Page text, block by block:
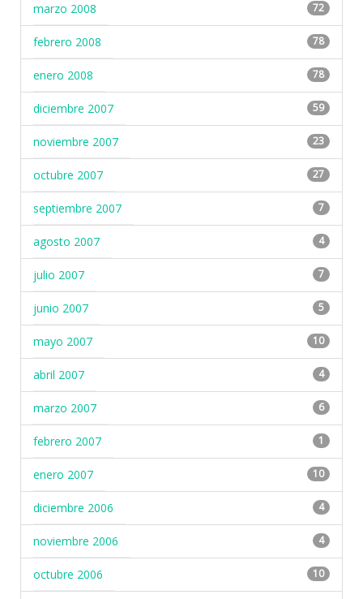
marzo 2008 72
febrero 2008 78
enero 2008 78
diciembre 2007 59
noviembre 2007 23
octubre 2007 27
septiembre 2007 7
agosto 2007 4
julio 2007 7
junio 2007 5
mayo 2007 10
abril 2007 4
marzo 2007 6
febrero 2007 1
enero 2007 10
diciembre 2006 4
noviembre 2006 4
octubre 2006 10